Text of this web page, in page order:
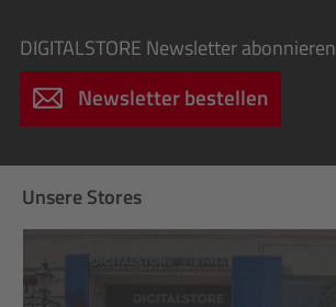
DIGITALSTORE Newsletter abonnieren
Newsletter bestellen
Unsere Stores